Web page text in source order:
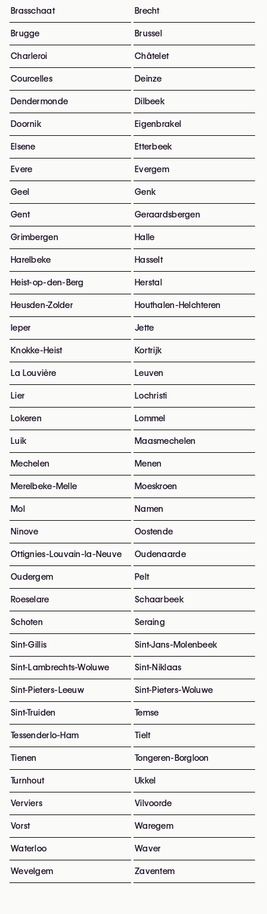
Brasschaat Brecht
Brugge Brussel
Charleroi Châtelet
Courcelles Deinze
Dendermonde Dilbeek
Doornik Eigenbrakel
Elsene Etterbeek
Evere Evergem
Geel Genk
Gent Geraardsbergen
Grimbergen Halle
Harelbeke Hasselt
Heist-op-den-Berg Herstal
Heusden-Zolder Houthalen-Helchteren
Ieper Jette
Knokke-Heist Kortrijk
La Louvière Leuven
Lier Lochristi
Lokeren Lommel
Luik Maasmechelen
Mechelen Menen
Merelbeke-Melle Moeskroen
Mol Namen
Ninove Oostende
Ottignies-Louvain-la-Neuve Oudenaarde
Oudergem Pelt
Roeselare Schaarbeek
Schoten Seraing
Sint-Gillis Sint-Jans-Molenbeek
Sint-Lambrechts-Woluwe Sint-Niklaas
Sint-Pieters-Leeuw Sint-Pieters-Woluwe
Sint-Truiden Temse
Tessenderlo-Ham Tielt
Tienen Tongeren-Borgloon
Turnhout Ukkel
Verviers Vilvoorde
Vorst Waregem
Waterloo Waver
Wevelgem Zaventem